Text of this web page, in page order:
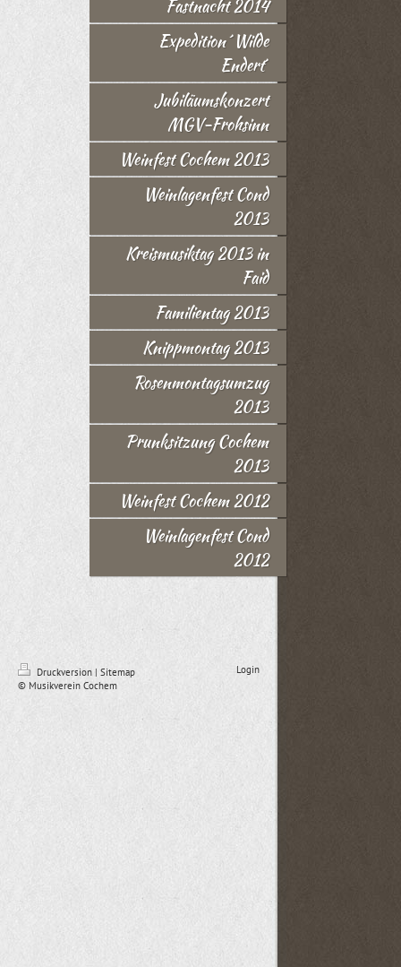
Fastnacht 2014
Expedition ´Wilde
Endert´
Jubiläumskonzert
MGV-Frohsinn
Weinfest Cochem 2013
Weinlagenfest Cond
2013
Kreismusiktag 2013 in
Faid
Familientag 2013
Knippmontag 2013
Rosenmontagsumzug
2013
Prunksitzung Cochem
2013
Weinfest Cochem 2012
Weinlagenfest Cond
2012
Druckversion | Sitemap
© Musikverein Cochem
Login